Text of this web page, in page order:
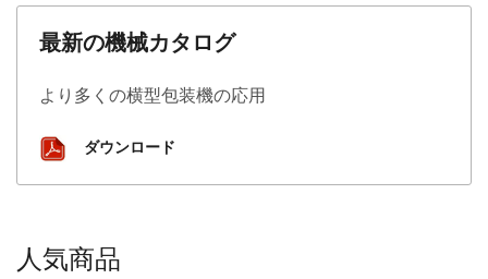
最新の機械カタログ
より多くの横型包装機の応用
ダウンロード
人気商品